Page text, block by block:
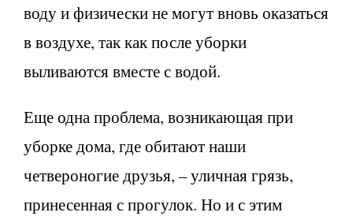
воду и физически не могут вновь оказаться
в воздухе, так как после уборки
выливаются вместе с водой.
Еще одна проблема, возникающая при
уборке дома, где обитают наши
четвероногие друзья, – уличная грязь,
принесенная с прогулок. Но и с этим